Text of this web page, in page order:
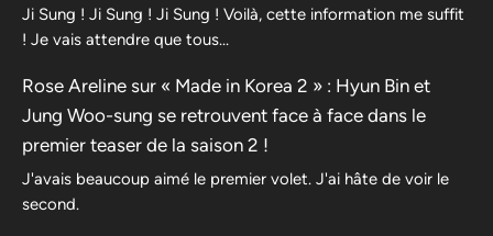
Ji Sung ! Ji Sung ! Ji Sung ! Voilà, cette information me suffit
! Je vais attendre que tous…
Rose Areline sur « Made in Korea 2 » : Hyun Bin et
Jung Woo-sung se retrouvent face à face dans le
premier teaser de la saison 2 !
J'avais beaucoup aimé le premier volet. J'ai hâte de voir le
second.